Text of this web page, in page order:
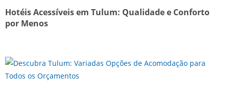
Hotéis Acessíveis em Tulum: Qualidade e Conforto
por Menos